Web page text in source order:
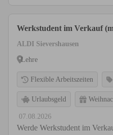
Werkstudent im Verkauf
ALDI Sievershausen
Lehre
Flexible Arbeitszeiten
Urlaubsgeld
07.08.2026
Werde Werkstudent im